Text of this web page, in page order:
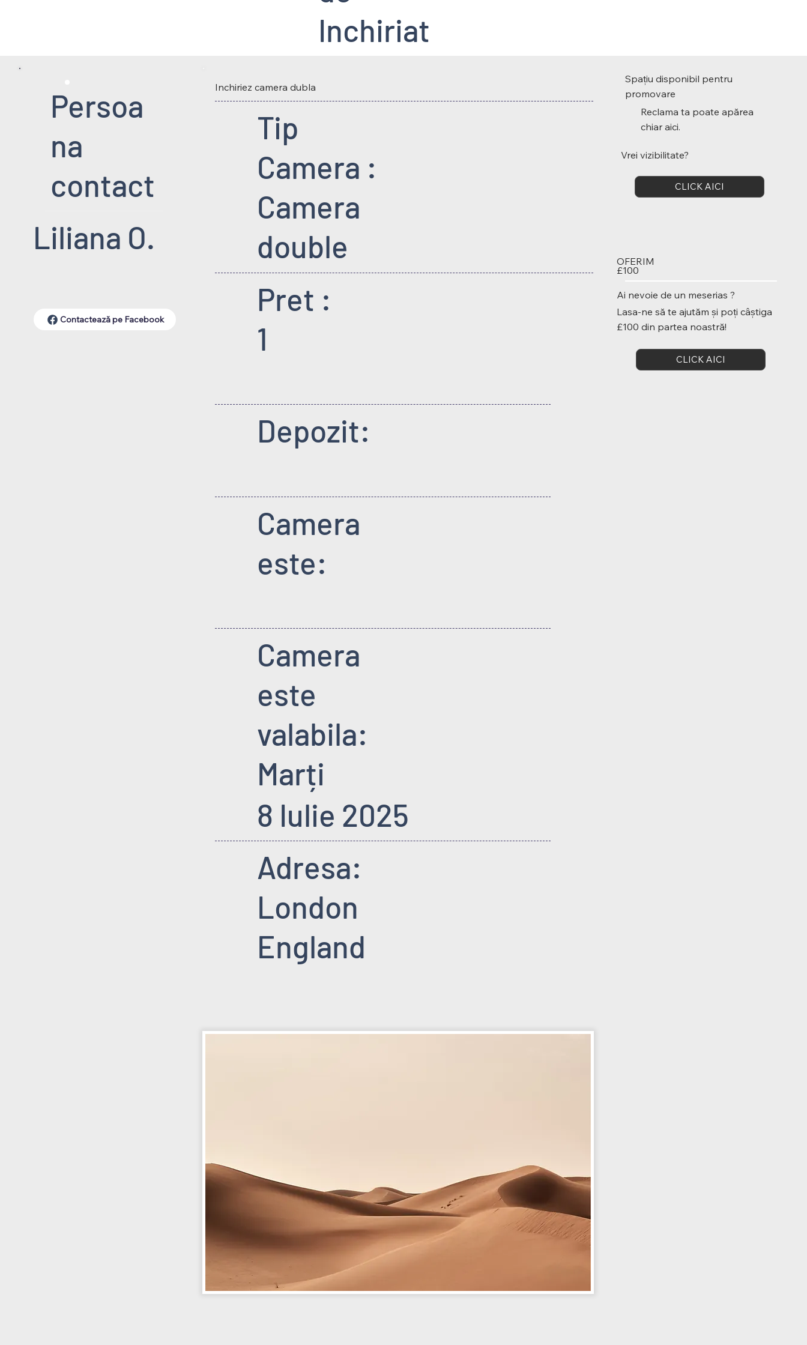
Inchiriat
Persoa
na
contact
Liliana O.
Contactează pe Facebook
Inchiriez camera dubla
Tip
Camera :
Camera
double
Pret :
1
Depozit:
Camera
este:
Camera
este
valabila:
Marți
8 Iulie 2025
Adresa:
London
England
Spațiu disponibil pentru
promovare
Reclama ta poate apărea
chiar aici.
Vrei vizibilitate?
CLICK AICI
OFERIM
£100
Ai nevoie de un meserias ?
Lasa-ne să te ajutăm și poți câștiga
£100 din partea noastră!
CLICK AICI